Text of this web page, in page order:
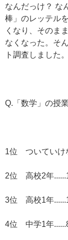
なんだっけ？ な
棒」のレッテル
くなり、そのま
なくなった。そ
ト調査しました。
Q.「数学」の授
1位 ついていけ
2位 高校2年
3位 高校1年
4位 中学1年